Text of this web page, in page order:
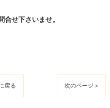
合せ下さいませ。
戻る 次のページ >